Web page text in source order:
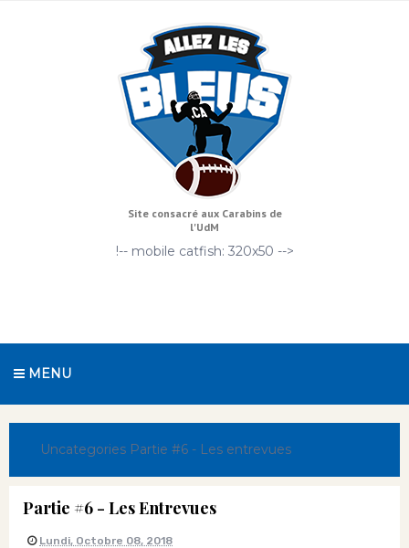
Site consacré aux Carabins de
l'UdM
!-- mobile catfish: 320x50 -->
MENU
Uncategories Partie #6 - Les entrevues
Partie #6 - Les Entrevues
Lundi, Octobre 08, 2018